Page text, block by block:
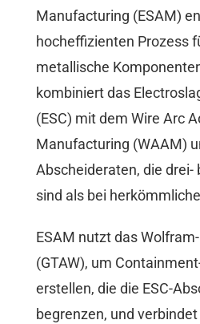
Manufacturing (ESAM)
hocheffizienten Prozess
metallische
kombiniert das
(ESC) mit dem Wire Arc
Manufacturing (WAAM)
Abscheideraten, die drei-
sind als bei
ESAM nutzt das
(GTAW), um
erstellen, die die ESC-
begrenzen, und